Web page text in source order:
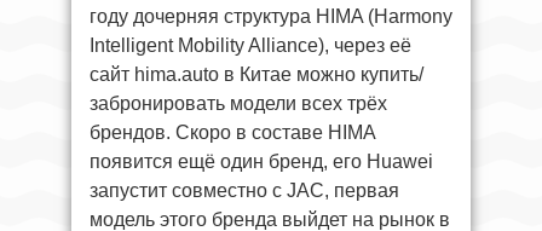
году дочерняя структура HIMA (Harmony
Intelligent Mobility Alliance), через её
сайт hima.auto в Китае можно купить/
забронировать модели всех трёх
брендов. Скоро в составе HIMA
появится ещё один бренд, его Huawei
запустит совместно с JAC, первая
модель этого бренда выйдет на рынок в